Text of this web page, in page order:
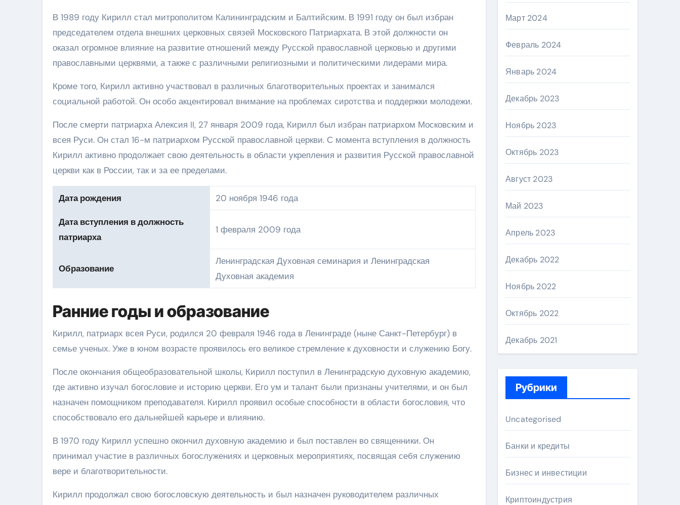
В 1989 году Кирилл стал митрополитом Калининградским и Балтийским. В 1991 году он был избран
председателем отдела внешних церковных связей Московского Патриархата. В этой должности он
оказал огромное влияние на развитие отношений между Русской православной церковью и другими
православными церквями, а также с различными религиозными и политическими лидерами мира.
Кроме того, Кирилл активно участвовал в различных благотворительных проектах и занимался
социальной работой. Он особо акцентировал внимание на проблемах сиротства и поддержки молодежи.
После смерти патриарха Алексия II, 27 января 2009 года, Кирилл был избран патриархом Московским и
всея Руси. Он стал 16-м патриархом Русской православной церкви. С момента вступления в должность
Кирилл активно продолжает свою деятельность в области укрепления и развития Русской православной
церкви как в России, так и за ее пределами.
Дата рождения 20 ноября 1946 года
Дата вступления в должность
патриарха
1 февраля 2009 года
Образование
Ленинградская Духовная семинария и Ленинградская
Духовная академия
Ранние годы и образование
Кирилл, патриарх всея Руси, родился 20 февраля 1946 года в Ленинграде (ныне Санкт-Петербург) в
семье ученых. Уже в юном возрасте проявилось его великое стремление к духовности и служению Богу.
После окончания общеобразовательной школы, Кирилл поступил в Ленинградскую духовную академию,
где активно изучал богословие и историю церкви. Его ум и талант были признаны учителями, и он был
назначен помощником преподавателя. Кирилл проявил особые способности в области богословия, что
способствовало его дальнейшей карьере и влиянию.
В 1970 году Кирилл успешно окончил духовную академию и был поставлен во священники. Он
принимал участие в различных богослужениях и церковных мероприятиях, посвящая себя служению
вере и благотворительности.
Кирилл продолжал свою богословскую деятельность и был назначен руководителем различных
Март 2024
Февраль 2024
Январь 2024
Декабрь 2023
Ноябрь 2023
Октябрь 2023
Август 2023
Май 2023
Апрель 2023
Декабрь 2022
Ноябрь 2022
Октябрь 2022
Декабрь 2021
Рубрики
Uncategorised
Банки и кредиты
Бизнес и инвестиции
Криптоиндустрия